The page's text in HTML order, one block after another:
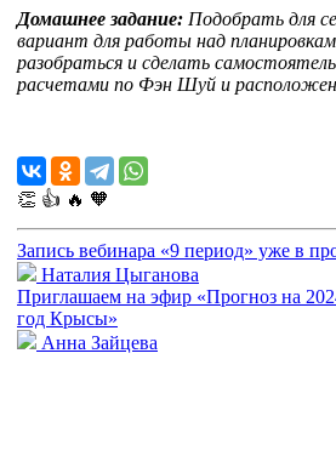
Домашнее задание: Подобрать для
вариант для работы над
разобраться и сделать
расчетами по Фэн Шуй и
👏 👍 🔥 🧡
Запись вебинара «9 период» уже в
Наталия Цыганова
Приглашаем на эфир «Прогноз на
год Крысы»
Анна Зайцева